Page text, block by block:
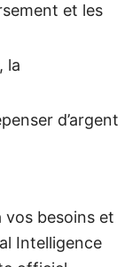
et les
la
d’argent
vos besoins et
Intelligence